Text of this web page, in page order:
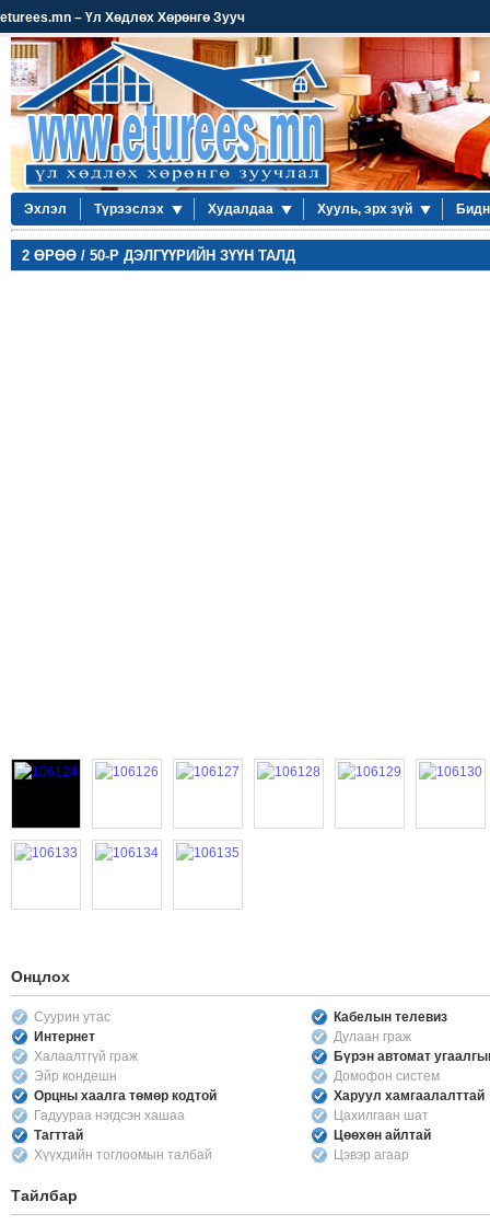
eturees.mn – Үл Хөдлөх Хөрөнгө Зууч
Эхлэл Түрээслэх Худалдаа Хууль, эрх зүй
2 ӨРӨӨ / 50-Р ДЭЛГҮҮРИЙН ЗҮҮН ТАЛД
Онцлох
Суурин утас
Кабелын телевиз
Интернет
Дулаан граж
Халаалтгүй граж
Бүрэн автомат
Эйр кондешн
Домофон систем
Орцны хаалга төмөр кодтой
Харуул хамгаалалттай
Гадуураа нэгдсэн хашаа
Цахилгаан шат
Тагттай
Цөөхөн айлтай
Хүүхдийн тоглоомын талбай
Цэвэр агаар
Тайлбар